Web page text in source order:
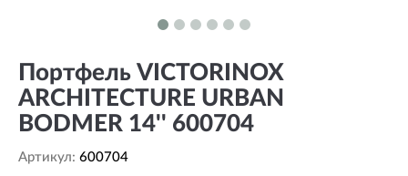
Портфель VICTORINOX
ARCHITECTURE URBAN
BODMER 14'' 600704
Артикул: 600704